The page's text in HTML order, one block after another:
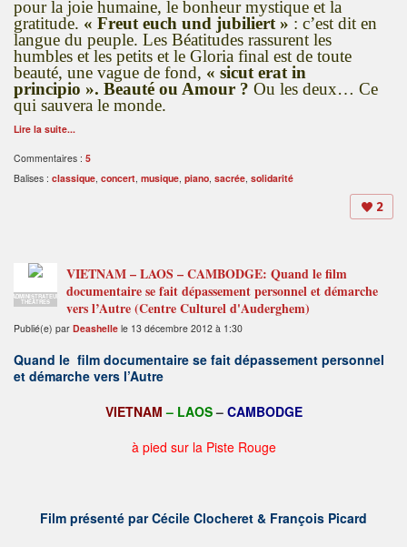
pour la joie humaine, le bonheur mystique et la
gratitude. « Freut euch und jubiliert »: c’est dit en
langue du peuple. Les Béatitudes rassurent les
humbles et les petits et le Gloria final est de toute
beauté, une vague de fond, « sicut erat in
principio ». Beauté ou Amour ? Ou les deux… Ce
qui sauvera le monde.
Lire la suite...
Commentaires : 5
Balises : classique concert musique piano sacrée solidarité
2
ADMINISTRATEUR
THÉÂTRES
VIETNAM – LAOS – CAMBODGE: Quand le film
documentaire se fait dépassement personnel et démarche
vers l’Autre (Centre Culturel d'Auderghem)
Publié(e) par Deashelle le 13 décembre 2012 à 1:30
Quand le film documentaire se fait dépassement personnel
et démarche vers l’Autre
VIETNAM – LAOS– CAMBODGE
à pied sur la Piste Rouge
Film présenté par Cécile Clocheret & François Picard